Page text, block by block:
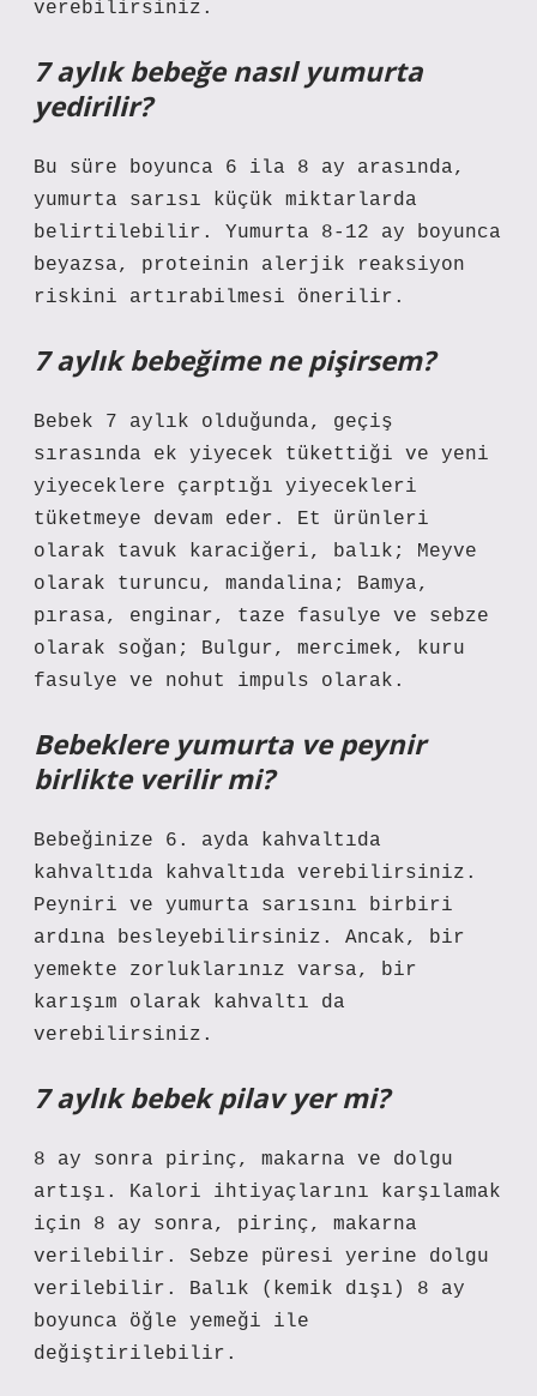
verebilirsiniz.
7 aylık bebeğe nasıl yumurta
yedirilir?
Bu süre boyunca 6 ila 8 ay arasında,
yumurta sarısı küçük miktarlarda
belirtilebilir. Yumurta 8-12 ay boyunca
beyazsa, proteinin alerjik reaksiyon
riskini artırabilmesi önerilir.
7 aylık bebeğime ne pişirsem?
Bebek 7 aylık olduğunda, geçiş
sırasında ek yiyecek tükettiği ve yeni
yiyeceklere çarptığı yiyecekleri
tüketmeye devam eder. Et ürünleri
olarak tavuk karaciğeri, balık; Meyve
olarak turuncu, mandalina; Bamya,
pırasa, enginar, taze fasulye ve sebze
olarak soğan; Bulgur, mercimek, kuru
fasulye ve nohut impuls olarak.
Bebeklere yumurta ve peynir
birlikte verilir mi?
Bebeğinize 6. ayda kahvaltıda
kahvaltıda kahvaltıda verebilirsiniz.
Peyniri ve yumurta sarısını birbiri
ardına besleyebilirsiniz. Ancak, bir
yemekte zorluklarınız varsa, bir
karışım olarak kahvaltı da
verebilirsiniz.
7 aylık bebek pilav yer mi?
8 ay sonra pirinç, makarna ve dolgu
artışı. Kalori ihtiyaçlarını karşılamak
için 8 ay sonra, pirinç, makarna
verilebilir. Sebze püresi yerine dolgu
verilebilir. Balık (kemik dışı) 8 ay
boyunca öğle yemeği ile
değiştirilebilir.